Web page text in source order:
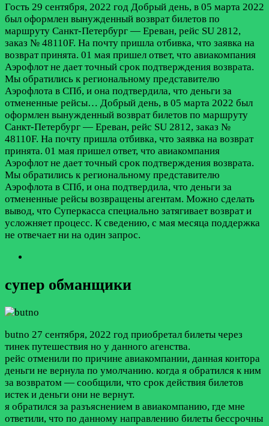
Гость 29 сентября, 2022 год Добрый день, в 05 марта 2022
был оформлен вынужденный возврат билетов по
маршруту Санкт-Петербург — Ереван, рейс SU 2812,
заказ № 48110F. На почту пришла отбивка, что заявка на
возврат принята. 01 мая пришел ответ, что авиакомпания
Аэрофлот не дает точный срок подтверждения возврата.
Мы обратились к региональному представителю
Аэрофлота в СПб, и она подтвердила, что деньги за
отмененные рейсы… Добрый день, в 05 марта 2022 был
оформлен вынужденный возврат билетов по маршруту
Санкт-Петербург — Ереван, рейс SU 2812, заказ №
48110F. На почту пришла отбивка, что заявка на возврат
принята. 01 мая пришел ответ, что авиакомпания
Аэрофлот не дает точный срок подтверждения возврата.
Мы обратились к региональному представителю
Аэрофлота в СПб, и она подтвердила, что деньги за
отмененные рейсы возвращены агентам. Можно сделать
вывод, что Суперкасса специально затягивает возврат и
усложняет процесс. К сведению, с мая месяца поддержка
не отвечает ни на один запрос.
супер обманщики
butno 27 сентября, 2022 год приобретал билеты через
тинек путешествия но у данного агенства.
рейс отменили по причине авиакомпании, данная контора
деньги не вернула по умолчанию. когда я обратился к ним
за возвратом — сообщили, что срок действия билетов
истек и деньги они не вернут.
я обратился за разъяснением в авиакомпанию, где мне
ответили, что по данному направлению билеты бессрочны